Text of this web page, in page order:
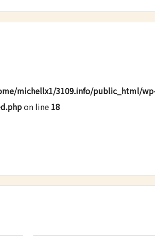
michellx1/3109.info/public_html/
on line 18